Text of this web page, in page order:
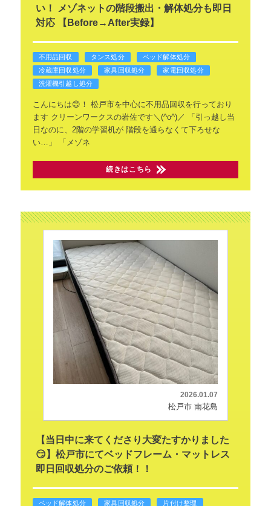
い！ メゾネットの階段搬出・解体処分も即日
対応 【Before→After実録】
不用品回収 タンス処分
ベッド解体処分
冷蔵庫回収処分
家具回収処分
家電回収処分
洗濯機引越し処分
こんにちは😊！ 松戸市を中心に不用品回収を行っており
ます クリーンワークスの岩佐です＼(^o^)／
「引っ越し当
日なのに、2階の学習机が階段を通らなくて下ろせな
い…」
「メゾネ
続きはこちら
2026.01.07
松戸市 南花島
【当日中に来てくださり大変たすかりました
😏】松戸市にてベッドフレーム・マットレス
即日回収処分のご依頼！！
ベッド解体処分 家具回収処分 片付け整理